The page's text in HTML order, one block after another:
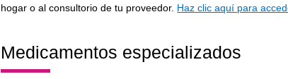
hogar o al consultorio de tu proveedor. Haz clic aquí para
Medicamentos especializados